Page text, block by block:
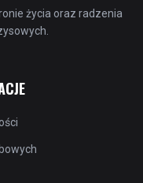
życia oraz radzenia